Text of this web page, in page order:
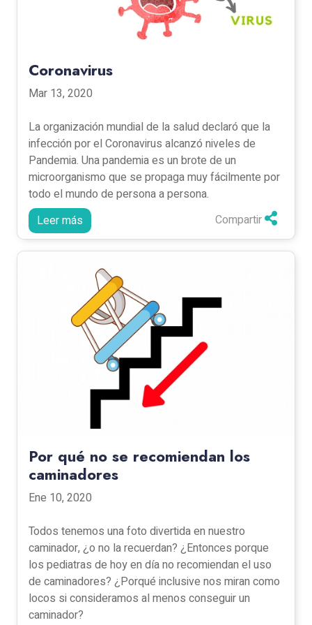
Coronavirus
Mar 13, 2020
La organización mundial de la salud declaró que la
infección por el Coronavirus alcanzó niveles de
Pandemia. Una pandemia es un brote de un
microorganismo que se propaga muy fácilmente por
todo el mundo de persona a persona.
Leer más
Compartir
Por qué no se recomiendan los
caminadores
Ene 10, 2020
Todos tenemos una foto divertida en nuestro
caminador, ¿o no la recuerdan? ¿Entonces porque
los pediatras de hoy en día no recomiendan el uso
de caminadores? ¿Porqué inclusive nos miran como
locos si consideramos al menos conseguir un
caminador?